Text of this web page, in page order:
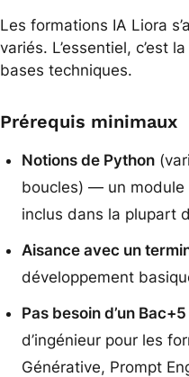
Les formations IA Liora
variés. L’essentiel, c’est
bases techniques.
Prérequis minimaux
Notions de Python
boucles) — un module
inclus dans la plupart
Aisance avec un
développement
Pas besoin d’un Bac+5
d’ingénieur pour les
Générative, Prompt